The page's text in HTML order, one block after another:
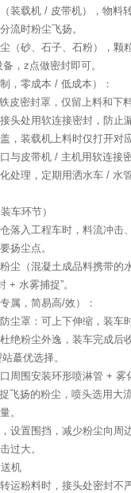
装载机 / 皮带机），物料
流时粉尘飞扬。
（砂、石子、石粉），颗
，z点做密封即可。
，零成本 / 低成本）：
皮密封罩，仅留上料和下
头处用软连接密封，防止漏
，装载机上料时仅打开对
与皮带机 / 主机用软连接密
处理，定期用洒水车 / 水
车环节）
落入工程车时，料流冲击
扬尘点。
尘（混凝土成品料携带的
+ 水雾捕捉”。
属，简易高/效）：
尘罩：可上下伸缩，装车
绝粉尘外逸，装车完成后
蕞优选择。
周围安装环形喷淋管 + 雾
飞扬的粉尘，喷头选用大
。
设置围挡，减少粉尘向周
过大。
机
运粉料时，接头处密封不